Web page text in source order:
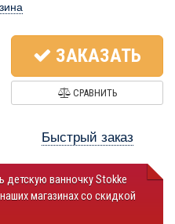
ЗАКАЗАТЬ
СРАВНИТЬ
Быстрый заказ
детскую ванночку Stokke
магазинах со скидкой